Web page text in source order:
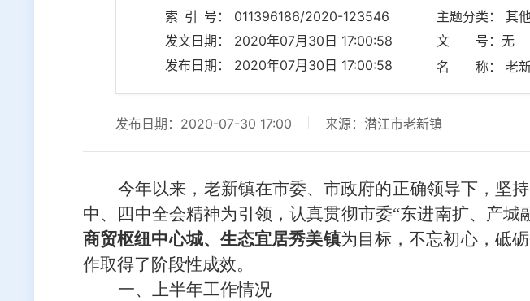
索 引 号： 011396186/2020-123546 主题分类： 其
发文日期： 2020年07月30日 17:00:58
文 号：无
发布日期： 2020年07月30日 17:00:58
名 称： 老新
发布日期：2020-07-30 17:00 来源：潜江市老新镇
今年以来， 老新镇在市委、市政府的正确领导下，坚
中、四中全会精神为引领，认真贯彻市委“东进南扩、产城
商贸枢纽中心城、生态宜居秀美镇为 目标 ，不忘初心，砥
作取得了阶段性成效。
一、上半年工作情况